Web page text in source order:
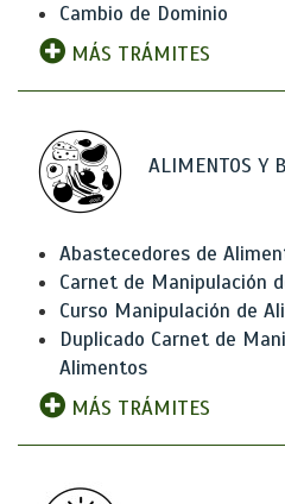
Cambio de Dominio
MÁS TRÁMITES
ALIMENTOS Y
Abastecedores de
Carnet de Manipulación
Curso Manipulación de
Duplicado Carnet de
Alimentos
MÁS TRÁMITES